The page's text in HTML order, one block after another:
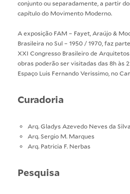
conjunto ou separadamente, a partir
capítulo do Movimento Moderno.
A exposição FAM – Fayet, Araújo &
Brasileira no Sul – 1950 / 1970, faz
XXI Congresso Brasileiro de
obras poderão ser visitadas das 8h às
Espaço Luis Fernando Verissimo, no
Curadoria
Arq. Gladys Azevedo Neves da Silva
Arq. Sergio M. Marques
Arq. Patricia F. Nerbas
Pesquisa